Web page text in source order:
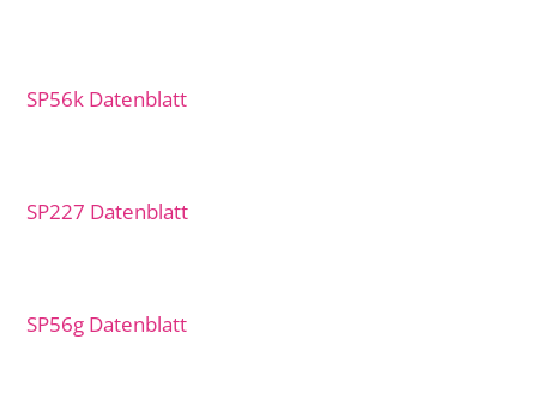
SP56k Datenblatt
SP227 Datenblatt
SP56g Datenblatt